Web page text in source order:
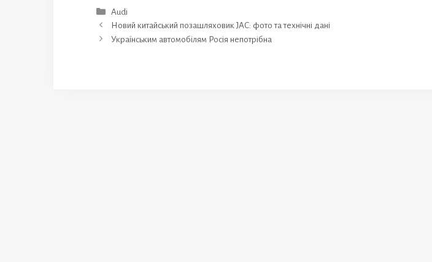
Категорії
Audi
Новий китайський позашляховик JAC: фото та технічні дані
Українським автомобілям Росія непотрібна